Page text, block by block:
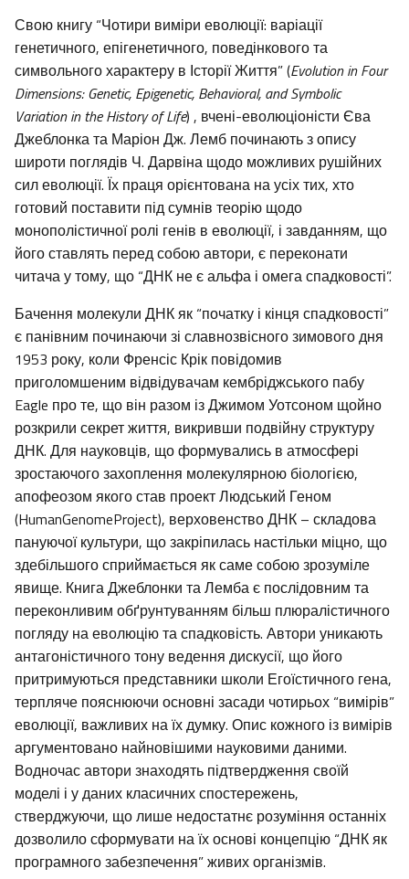
Свою книгу “Чотири виміри еволюції: варіації
генетичного, епігенетичного, поведінкового та
символьного характеру в Історії Життя” (Evolution in Four
Dimensions: Genetic, Epigenetic, Behavioral, and Symbolic
Variation in the History of Life) , вчені-еволюціоністи Єва
Джеблонка та Маріон Дж. Лемб починають з опису
широти поглядів Ч. Дарвіна щодо можливих рушійних
сил еволюції. Їх праця орієнтована на усіх тих, хто
готовий поставити під сумнів теорію щодо
монополістичної ролі генів в еволюції, і завданням, що
його ставлять перед собою автори, є переконати
читача у тому, що “ДНК не є альфа і омега спадковості”.
Бачення молекули ДНК як “початку і кінця спадковості”
є панівним починаючи зі славнозвісного зимового дня
1953 року, коли Френсіс Крік повідомив
приголомшеним відвідувачам кембріджського пабу
Eagle про те, що він разом із Джимом Уотсоном щойно
розкрили секрет життя, викривши подвійну структуру
ДНК. Для науковців, що формувались в атмосфері
зростаючого захоплення молекулярною біологією,
апофеозом якого став проект Людський Геном
(HumanGenomeProject), верховенство ДНК – складова
пануючої культури, що закріпилась настільки міцно, що
здебільшого сприймається як саме собою зрозуміле
явище. Книга Джеблонки та Лемба є послідовним та
переконливим обґрунтуванням більш плюралістичного
погляду на еволюцію та спадковість. Автори уникають
антагоністичного тону ведення дискусії, що його
притримуються представники школи Егоїстичного гена,
терпляче пояснюючи основні засади чотирьох “вимірів”
еволюції, важливих на їх думку. Опис кожного із вимірів
аргументовано найновішими науковими даними.
Водночас автори знаходять підтвердження своїй
моделі і у даних класичних спостережень,
стверджуючи, що лише недостатнє розуміння останніх
дозволило сформувати на їх основі концепцію “ДНК як
програмного забезпечення” живих організмів.